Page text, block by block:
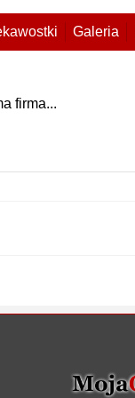
Galeria
firma...